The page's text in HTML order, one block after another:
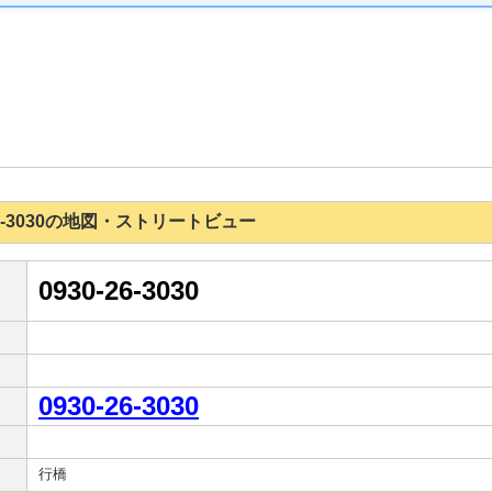
の地図・ストリートビュー
0930-26-3030
0930-26-3030
行橋